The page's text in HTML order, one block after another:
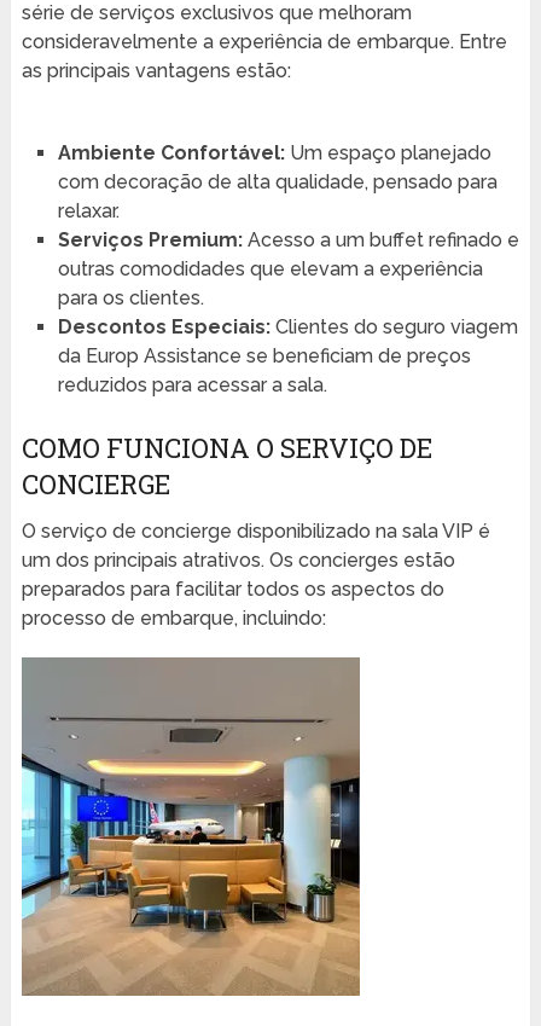
série de serviços exclusivos que melhoram
consideravelmente a experiência de embarque. Entre
as principais vantagens estão:
Ambiente Confortável:Um espaço planejado
com decoração de alta qualidade, pensado para
relaxar.
Serviços Premium:Acesso a um buffet refinado e
outras comodidades que elevam a experiência
para os clientes.
Descontos Especiais:Clientes do seguro viagem
da Europ Assistance se beneficiam de preços
reduzidos para acessar a sala.
COMO FUNCIONA O SERVIÇO DE
CONCIERGE
O serviço de concierge disponibilizado na sala VIP é
um dos principais atrativos. Os concierges estão
preparados para facilitar todos os aspectos do
processo de embarque, incluindo: